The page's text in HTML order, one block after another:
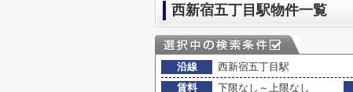
西新宿五丁目駅物件一覧
沿線
西新宿五丁目駅
賃料
下限なし～上限なし